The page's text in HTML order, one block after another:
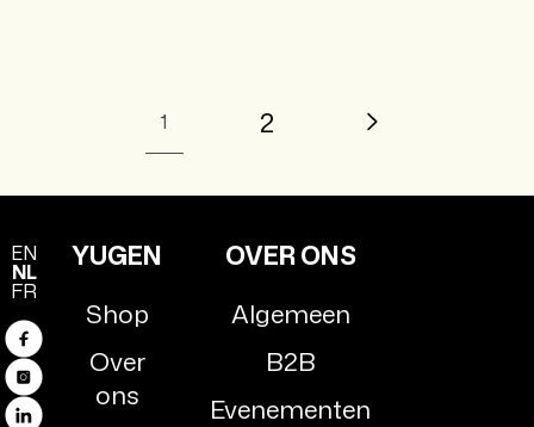
1 2
EN
NL
FR
Facebook
Instagram
YUGEN
Shop
Over
ons
OVER ONS
Algemeen
B2B
Evenementen